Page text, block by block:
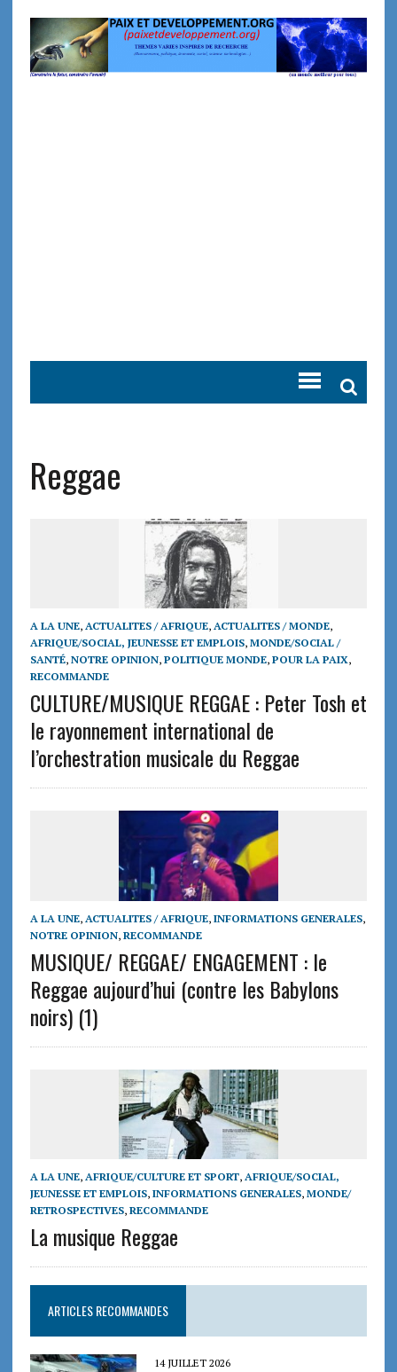
Reggae
A LA UNE, ACTUALITES / AFRIQUE, ACTUALITES / MONDE,
AFRIQUE/SOCIAL, JEUNESSE ET EMPLOIS, MONDE/SOCIAL /
SANTÉ, NOTRE OPINION, POLITIQUE MONDE, POUR LA PAIX,
RECOMMANDE
CULTURE/MUSIQUE REGGAE : Peter Tosh et
le rayonnement international de
l’orchestration musicale du Reggae
A LA UNE, ACTUALITES / AFRIQUE, INFORMATIONS GENERALES,
NOTRE OPINION, RECOMMANDE
MUSIQUE/ REGGAE/ ENGAGEMENT : le
Reggae aujourd’hui (contre les Babylons
noirs) (1)
A LA UNE, AFRIQUE/CULTURE ET SPORT, AFRIQUE/SOCIAL,
JEUNESSE ET EMPLOIS, INFORMATIONS GENERALES, MONDE/
RETROSPECTIVES, RECOMMANDE
La musique Reggae
ARTICLES RECOMMANDES
14 JUILLET 2026